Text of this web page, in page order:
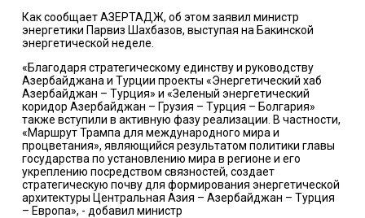
Как сообщает АЗЕРТАДЖ, об этом заявил министр
энергетики Парвиз Шахбазов, выступая на Бакинской
энергетической неделе.
«Благодаря стратегическому единству и руководству
Азербайджана и Турции проекты «Энергетический хаб
Азербайджан – Турция» и «Зеленый энергетический
коридор Азербайджан – Грузия – Турция – Болгария»
также вступили в активную фазу реализации. В частности,
«Маршрут Трампа для международного мира и
процветания», являющийся результатом политики главы
государства по установлению мира в регионе и его
укреплению посредством связностей, создает
стратегическую почву для формирования энергетической
архитектуры Центральная Азия – Азербайджан – Турция
– Европа», - добавил министр